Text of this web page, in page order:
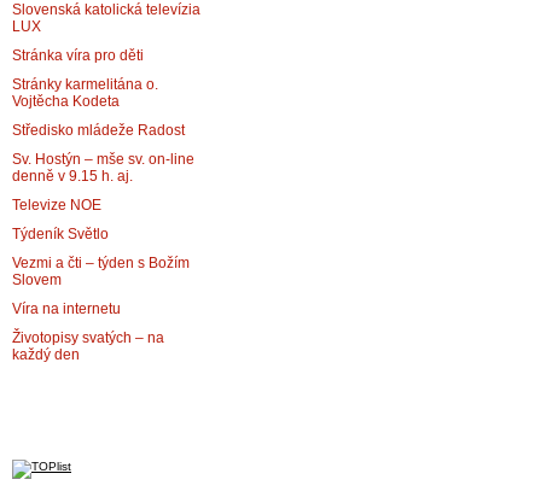
Slovenská katolická televízia
LUX
Stránka víra pro děti
Stránky karmelitána o.
Vojtěcha Kodeta
Středisko mládeže Radost
Sv. Hostýn – mše sv. on-line
denně v 9.15 h. aj.
Televize NOE
Týdeník Světlo
Vezmi a čti – týden s Božím
Slovem
Víra na internetu
Životopisy svatých – na
každý den